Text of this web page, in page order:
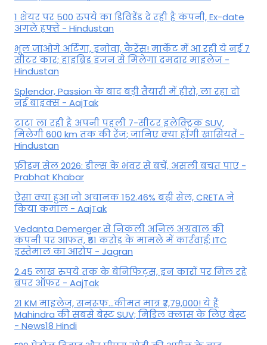
1 शेयर पर 500 रुपये का डिविडेंड दे रही है कंपनी, Ex-date
अगले हफ्ते - Hindustan
भूल जाओगे अर्टिगा, इनोवा, कैरेंस! मार्केट में आ रही ये नई 7
सीटर कार; हाइब्रिड इंजन से मिलेगा दमदार माइलेज -
Hindustan
Splendor, Passion के बाद बड़ी तैयारी में हीरो, ला रहा दो
नई बाइक्स - AajTak
टाटा ला रही है अपनी पहली 7-सीटर इलेक्ट्रिक SUV,
मिलेगी 600 km तक की रेंज; जानिए क्या होंगी खासियतें -
Hindustan
फ्रीडम सेल 2026: डील्स के भंवर से बचें, असली बचत पाएं -
Prabhat Khabar
ऐसा क्या हुआ जो अचानक 152.46% बढ़ी सेल, CRETA ने
किया कमाल - AajTak
Vedanta Demerger से निकली अनिल अग्रवाल की
कंपनी पर आफत, ₹51 करोड़ के मामले में कार्रवाई; ITC
इस्तेमाल का आरोप - Jagran
2.45 लाख रुपये तक के बेनिफिट्स, इन कारों पर मिल रहे
बंपर ऑफर - AajTak
21 KM माइलेज, सनरूफ...कीमत मात्र ₹7,79,000! ये हैं
Mahindra की सबसे बेस्ट SUV; मिडिल क्लास के लिए बेस्ट
- News18 Hindi